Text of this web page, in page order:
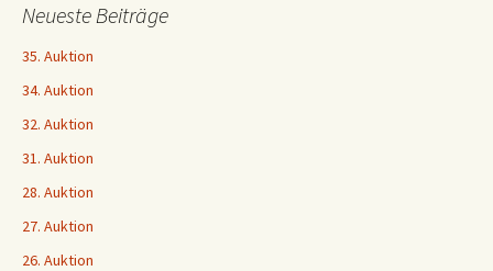
Neueste Beiträge
35. Auktion
34. Auktion
32. Auktion
31. Auktion
28. Auktion
27. Auktion
26. Auktion